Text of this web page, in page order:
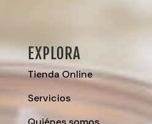
EXPLORA
Tienda Online
Servicios